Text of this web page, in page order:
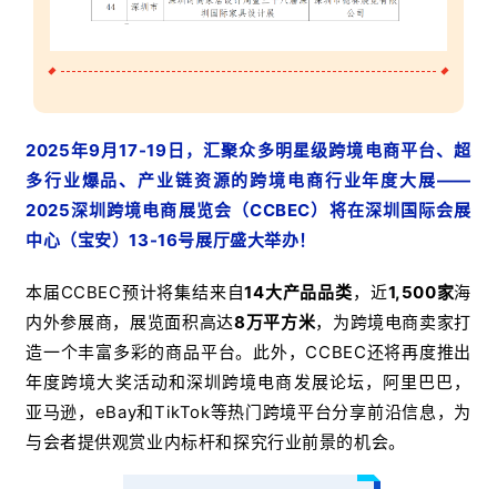
2025年9月17-19日，汇聚众多明星级跨境电商平台、超
多行业爆品、产业链资源的跨境电商行业年度大展——
2025深圳跨境电商展览会（CCBEC）将在深圳国际会展
中心（宝安）13-16号展厅盛大举办！
本届CCBEC预计将集结来自14大产品品类，近1,500家海
内外参展商，展览面积高达8万平方米，为跨境电商卖家打
造一个丰富多彩的商品平台。此外，CCBEC还将再度推出
年度跨境大奖活动和深圳跨境电商发展论坛，阿里巴巴，
亚马逊，eBay和TikTok等热门跨境平台分享前沿信息，为
与会者提供观赏业内标杆和探究行业前景的机会。